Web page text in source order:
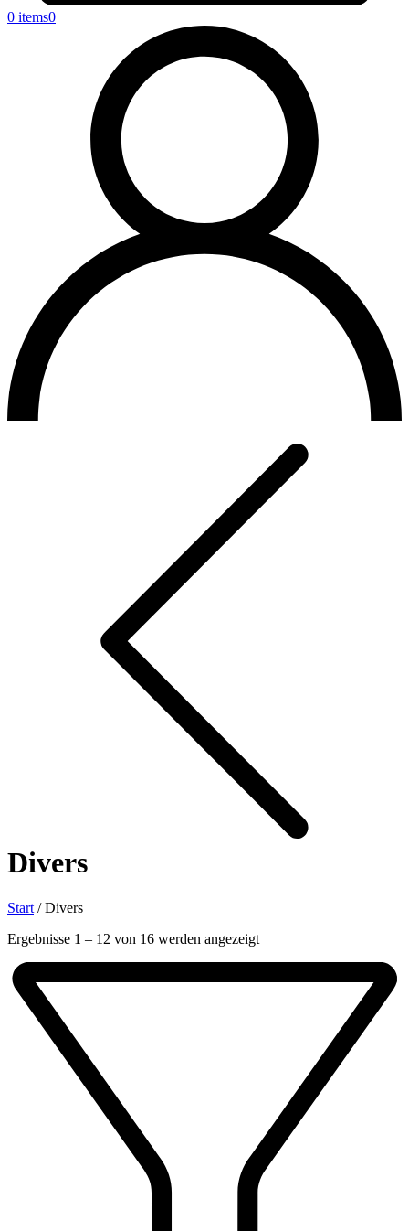
0 items0
Divers
Start /Divers
Ergebnisse 1 – 12 von 16 werden angezeigtNach